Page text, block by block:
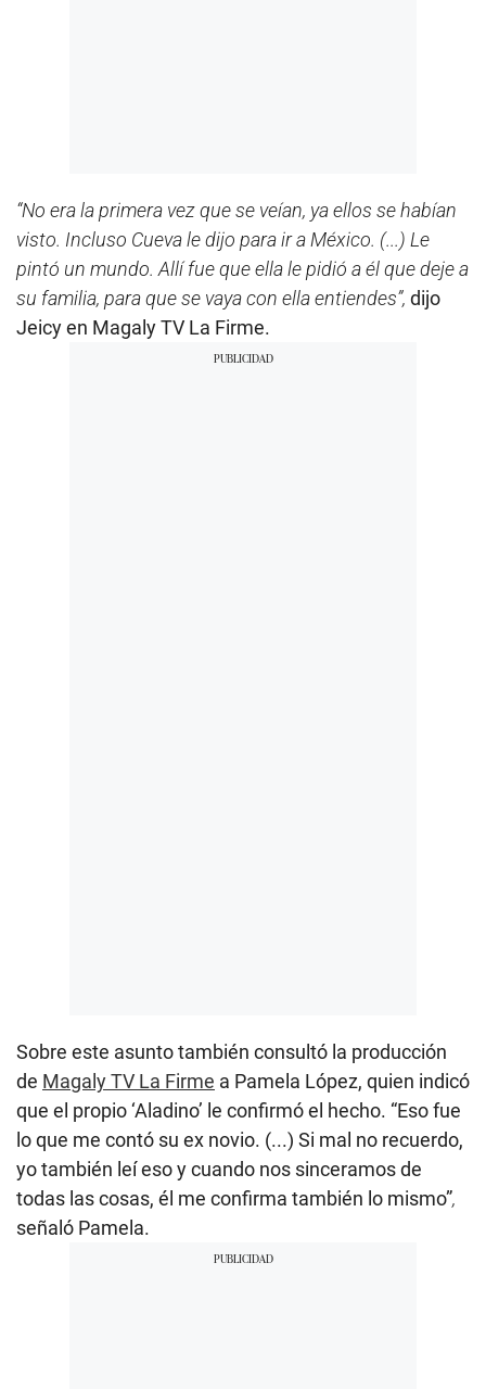
“No era la primera vez que se veían, ya ellos se habían
visto. Incluso Cueva le dijo para ir a México. (...) Le
pintó un mundo. Allí fue que ella le pidió a él que deje a
su familia, para que se vaya con ella entiendes”, dijo
Jeicy en Magaly TV La Firme.
Sobre este asunto también consultó la producción
de Magaly TV La Firme a Pamela López, quien indicó
que el propio ‘Aladino’ le confirmó el hecho. “Eso fue
lo que me contó su ex novio. (...) Si mal no recuerdo,
yo también leí eso y cuando nos sinceramos de
todas las cosas, él me confirma también lo mismo”,
señaló Pamela.